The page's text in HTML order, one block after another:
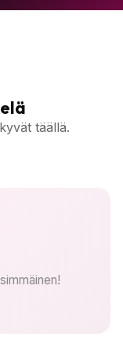
täällä.